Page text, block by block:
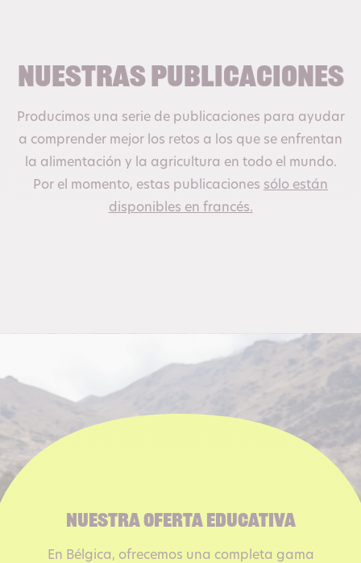
Nuestras publicaciones
Producimos una serie de publicaciones para ayudar
a comprender mejor los retos a los que se enfrentan
la alimentación y la agricultura en todo el mundo.
Por el momento, estas publicaciones sólo están
disponibles en francés.
Nuestra oferta educativa
En Bélgica, ofrecemos una completa gama